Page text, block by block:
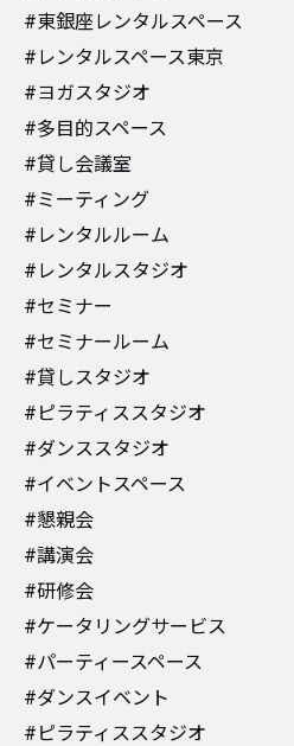
#東銀座レンタルスペース
#レンタルスペース東京
#ヨガスタジオ
#多目的スペース
#貸し会議室
#ミーティング
#レンタルルーム
#レンタルスタジオ
#セミナー
#セミナールーム
#貸しスタジオ
#ピラティススタジオ
#ダンススタジオ
#イベントスペース
#懇親会
#講演会
#研修会
#ケータリングサービス
#パーティースペース
#ダンスイベント
#ピラティススタジオ